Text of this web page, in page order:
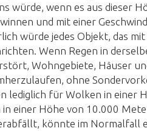
würde, wenn es aus dieser
und mit einer
würde jedes Objekt, das
Wenn Regen in
Wohngebiete, Häuser
ohne
lediglich für Wolken in einer
in einer Höhe von 10.000
könnte im Normalfall